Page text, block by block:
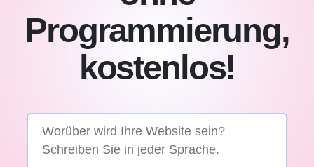
Programmierung,
kostenlos!